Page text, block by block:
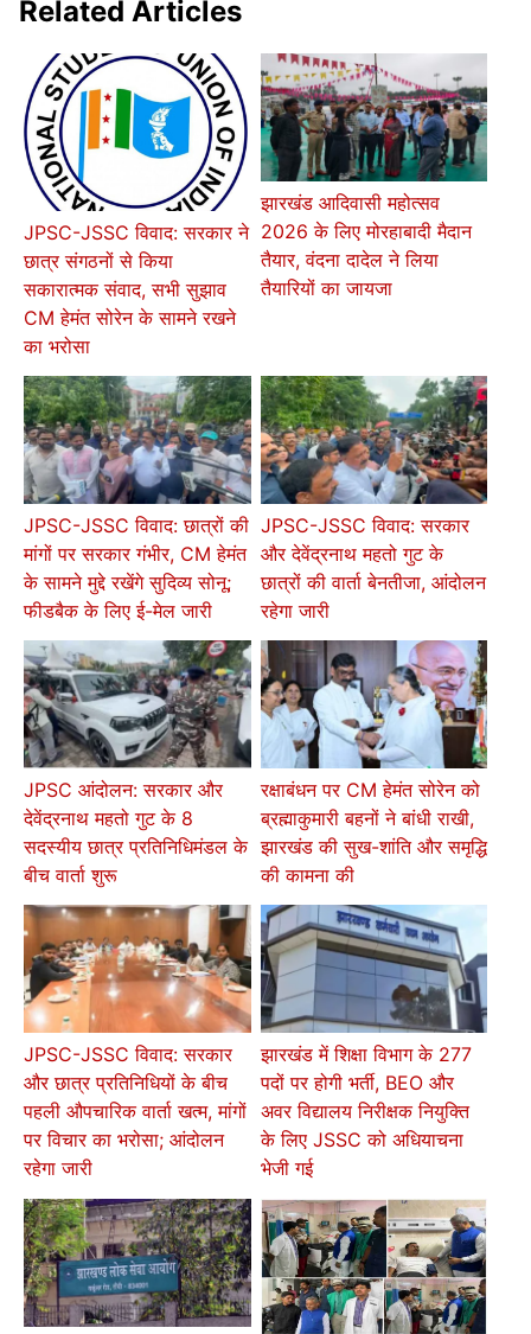
Related Articles
JPSC-JSSC विवाद: सरकार ने
छात्र संगठनों से किया
सकारात्मक संवाद, सभी सुझाव
CM हेमंत सोरेन के सामने रखने
का भरोसा
झारखंड आदिवासी महोत्सव
2026 के लिए मोरहाबादी मैदान
तैयार, वंदना दादेल ने लिया
तैयारियों का जायजा
JPSC-JSSC विवाद: छात्रों की
मांगों पर सरकार गंभीर, CM हेमंत
के सामने मुद्दे रखेंगे सुदिव्य सोनू;
फीडबैक के लिए ई-मेल जारी
JPSC-JSSC विवाद: सरकार
और देवेंद्रनाथ महतो गुट के
छात्रों की वार्ता बेनतीजा, आंदोलन
रहेगा जारी
JPSC आंदोलन: सरकार और
देवेंद्रनाथ महतो गुट के 8
सदस्यीय छात्र प्रतिनिधिमंडल के
बीच वार्ता शुरू
रक्षाबंधन पर CM हेमंत सोरेन को
ब्रह्माकुमारी बहनों ने बांधी राखी,
झारखंड की सुख-शांति और समृद्धि
की कामना की
JPSC-JSSC विवाद: सरकार
और छात्र प्रतिनिधियों के बीच
पहली औपचारिक वार्ता खत्म, मांगों
पर विचार का भरोसा; आंदोलन
रहेगा जारी
झारखंड में शिक्षा विभाग के 277
पदों पर होगी भर्ती, BEO और
अवर विद्यालय निरीक्षक नियुक्ति
के लिए JSSC को अधियाचना
भेजी गई